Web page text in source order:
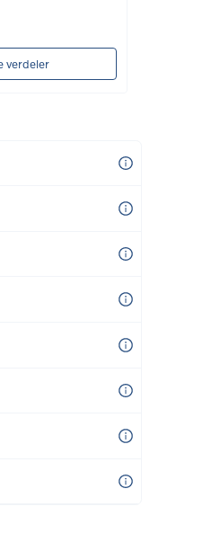
verdeler